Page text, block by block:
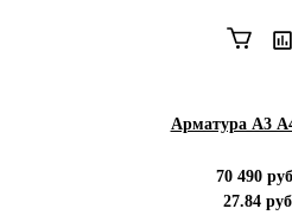
Арматура А3
70 490
27.84